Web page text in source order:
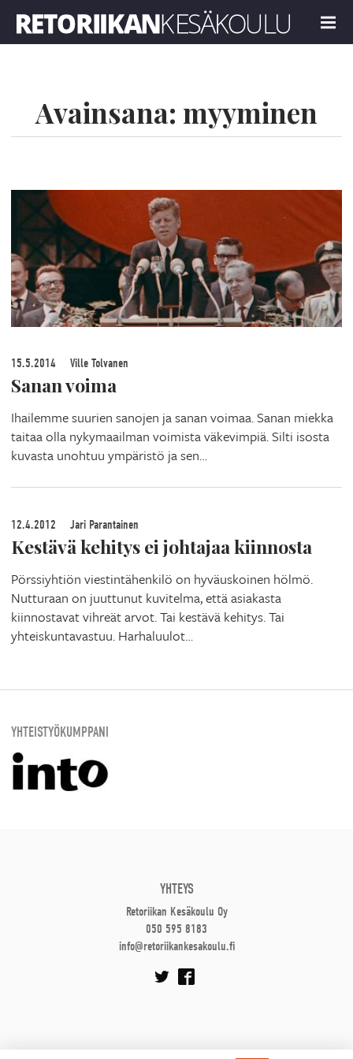
MENU
Avainsana: myyminen
15.5.2014 Ville Tolvanen
Sanan voima
Ihailemme suurien sanojen ja sanan voimaa. Sanan miekka
taitaa olla nykymaailman voimista väkevimpiä. Silti isosta
kuvasta unohtuu ympäristö ja sen…
12.4.2012 Jari Parantainen
Kestävä kehitys ei johtajaa kiinnosta
Pörssiyhtiön viestintähenkilö on hyväuskoinen hölmö.
Nutturaan on juuttunut kuvitelma, että asiakasta
kiinnostavat vihreät arvot. Tai kestävä kehitys. Tai
yhteiskuntavastuu. Harhaluulot…
YHTEISTYÖKUMPPANI
YHTEYS
Retoriikan Kesäkoulu Oy
050 595 8183
info@retoriikankesakoulu.fi